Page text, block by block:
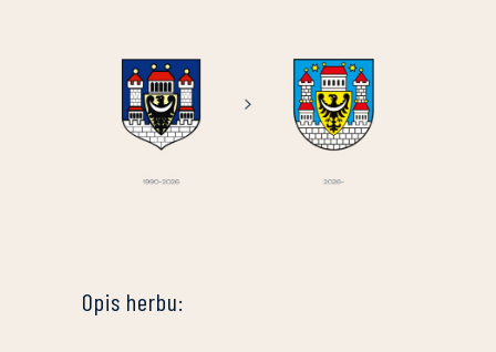
Opis herbu: